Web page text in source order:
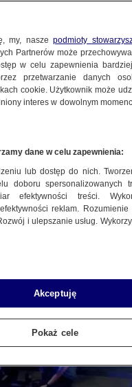
my, naszepodmioty
Partnerów może
w celu zapewnienia
przetwarzanie danych
cookie. Użytkownik może
interes w dowolnym
dane w celu zapewnienia:
lub dostęp do nich.
doboru spersonalizowanych
efektywności treści.
reklam.
i ulepszanie usług.
Akceptuję
Pokaż cele